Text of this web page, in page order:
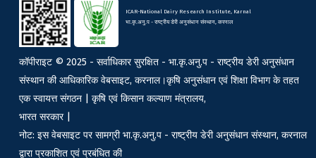
ICAR-National Dairy Research Institute, Karnal
भा.कृ.अनु.प - राष्ट्रीय डेरी अनुसंधान संस्थान, करनाल
कॉपीराइट © 2025 - सर्वाधिकार सुरक्षित - भा.कृ.अनु.प - राष्ट्रीय डेरी अनुसंधान
संस्थान की आधिकारिक वेबसाइट, करनाल।कृषि अनुसंधान एवं शिक्षा विभाग के तहत
एक स्वायत्त संगठन | कृषि एवं किसान कल्याण मंत्रालय,
भारत सरकार |
नोट: इस वेबसाइट पर सामग्री भा.कृ.अनु.प - राष्ट्रीय डेरी अनुसंधान संस्थान, करनाल
द्वारा प्रकाशित एवं प्रबंधित की